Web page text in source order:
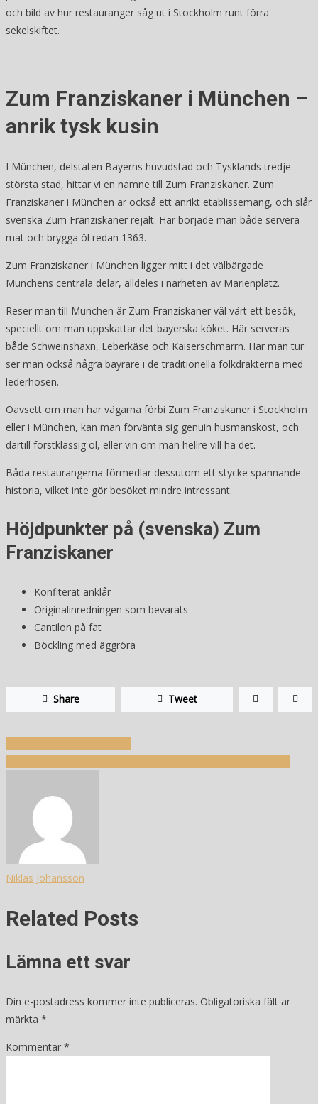
och bild av hur restauranger såg ut i Stockholm runt förra
sekelskiftet.
Zum Franziskaner i München –
anrik tysk kusin
I München, delstaten Bayerns huvudstad och Tysklands tredje
största stad, hittar vi en namne till Zum Franziskaner. Zum
Franziskaner i München är också ett anrikt etablissemang, och slår
svenska Zum Franziskaner rejält. Här började man både servera
mat och brygga öl redan 1363.
Zum Franziskaner i München ligger mitt i det välbärgade
Münchens centrala delar, alldeles i närheten av Marienplatz.
Reser man till München är Zum Franziskaner väl värt ett besök,
speciellt om man uppskattar det bayerska köket. Här serveras
både Schweinshaxn, Leberkäse och Kaiserschmarrn. Har man tur
ser man också några bayrare i de traditionella folkdräkterna med
lederhosen.
Oavsett om man har vägarna förbi Zum Franziskaner i Stockholm
eller i München, kan man förvänta sig genuin husmanskost, och
därtill förstklassig öl, eller vin om man hellre vill ha det.
Båda restaurangerna förmedlar dessutom ett stycke spännande
historia, vilket inte gör besöket mindre intressant.
Höjdpunkter på (svenska) Zum
Franziskaner
Konfiterat anklår
Originalinredningen som bevarats
Cantilon på fat
Böckling med äggröra
Share Tweet
Inläggsnavigering
Niklas Johansson
Related Posts
Lämna ett svar
Din e-postadress kommer inte publiceras. Obligatoriska fält är
märkta *
Kommentar *